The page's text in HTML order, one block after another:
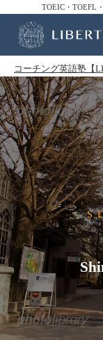
TOEIC・TOEFL
コーチング英語塾【